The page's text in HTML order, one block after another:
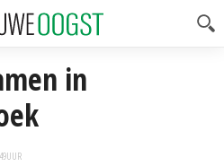
in
UUR